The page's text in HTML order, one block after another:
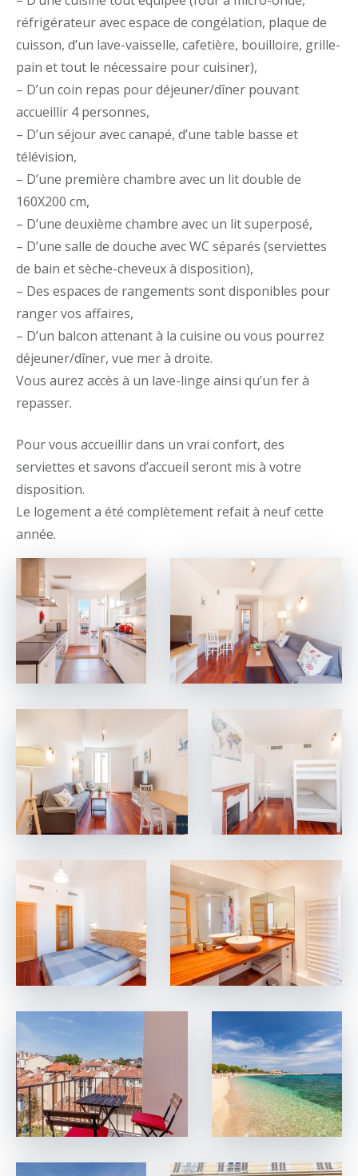
réfrigérateur avec espace de congélation, plaque de
cuisson, d’un lave-vaisselle, cafetière, bouilloire, grille-
pain et tout le nécessaire pour cuisiner),
– D’un coin repas pour déjeuner/dîner pouvant
accueillir 4 personnes,
– D’un séjour avec canapé, d’une table basse et
télévision,
– D’une première chambre avec un lit double de
160X200 cm,
– D’une deuxième chambre avec un lit superposé,
– D’une salle de douche avec WC séparés (serviettes
de bain et sèche-cheveux à disposition),
– Des espaces de rangements sont disponibles pour
ranger vos affaires,
– D’un balcon attenant à la cuisine ou vous pourrez
déjeuner/dîner, vue mer à droite.
Vous aurez accès à un lave-linge ainsi qu’un fer à
repasser.
Pour vous accueillir dans un vrai confort, des
serviettes et savons d’accueil seront mis à votre
disposition.
Le logement a été complètement refait à neuf cette
année.